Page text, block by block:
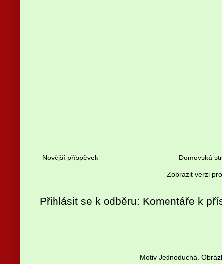
Novější příspěvek Domovská
Zobrazit verzi
Přihlásit se k odběru: Komentáře k
Motiv Jednoduchá.